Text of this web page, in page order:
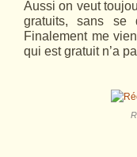
Aussi on veut
gratuits, sans se
Finalement me
qui est gratuit n’a